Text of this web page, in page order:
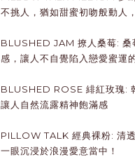
不挑人，猶如甜蜜初吻般動人
BLUSHED JAM 撩人桑莓: 桑
感，讓人不自覺陷入戀愛蜜運
BLUSHED ROSE 緋紅玫瑰:
讓人自然流露精神飽滿感
PILLOW TALK 經典裸粉: 清
一眼沉浸於浪漫愛意當中！